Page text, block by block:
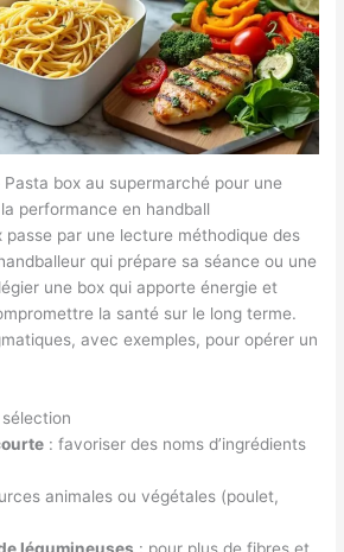
box au supermarché pour une
performance en handball
passe par une lecture méthodique des
qui prépare sa séance ou une
une box qui apporte énergie et
la santé sur le long terme.
avec exemples, pour opérer un
: favoriser des noms d’ingrédients
animales ou végétales (poulet,